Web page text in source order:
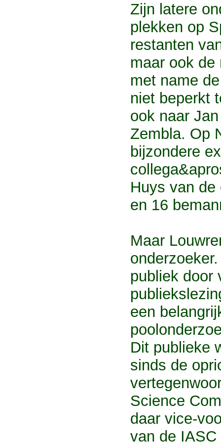
Zijn latere
plekken op
restanten
maar ook de
met name
niet beperkt
ook naar
Zembla. Op
bijzondere
Huys van
en 16
Maar
publiek door
een
Dit publieke
sinds de
Science
daar vice-
van de